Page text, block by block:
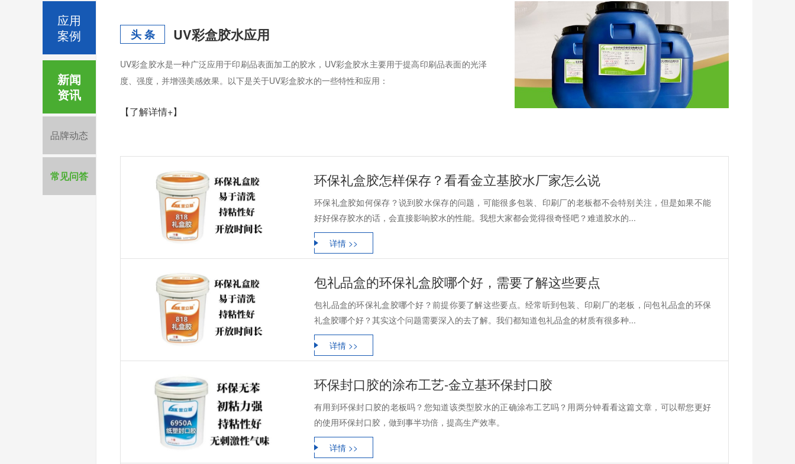
头 条 UV彩盒胶水应用
UV彩盒胶水是一种广泛应用于印刷品表面加工的胶水，UV彩盒胶水主要用于提高印刷品表面的光泽
度、强度，并增强美感效果。以下是关于UV彩盒胶水的一些特性和应用：
【了解详情+】
环保礼盒胶怎样保存？看看金立基胶水厂家怎么说
环保礼盒胶如何保存？说到胶水保存的问题，可能很多包装、印刷厂的老板都不会特别关注，但是如果不能
好好保存胶水的话，会直接影响胶水的性能。我想大家都会觉得很奇怪吧？难道胶水的...
详情 >>
包礼品盒的环保礼盒胶哪个好，需要了解这些要点
包礼品盒的环保礼盒胶哪个好？前提你要了解这些要点。经常听到包装、印刷厂的老板，问包礼品盒的环保
礼盒胶哪个好？其实这个问题需要深入的去了解。我们都知道包礼品盒的材质有很多种...
详情 >>
环保封口胶的涂布工艺-金立基环保封口胶
有用到环保封口胶的老板吗？您知道该类型胶水的正确涂布工艺吗？用两分钟看看这篇文章，可以帮您更好
的使用环保封口胶，做到事半功倍，提高生产效率。
详情 >>
应用
案例
新闻
资讯
品牌动态
常见问答